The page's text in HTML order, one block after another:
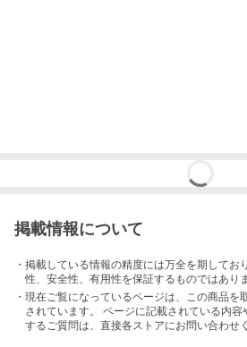
掲載情報について
・掲載している情報の精度には万全を期してお
性、安全性、有用性を保証するものではあり
・現在ご覧になっているページは、この商品を
されています。 ページに記載されている内容
するご質問は、直接各ストアにお問い合わせ